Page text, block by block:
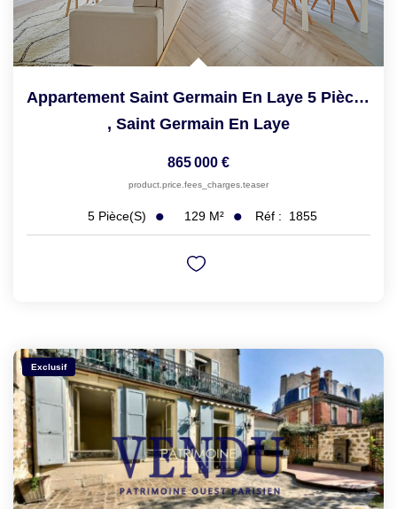
Appartement Saint Germain En Laye 5 Pièce(s) 97.72 M2
, Saint Germain En Laye
865 000 €
product.price.fees_charges.teaser
5 Pièce(s) 129 M² Réf : 1855
Exclusif